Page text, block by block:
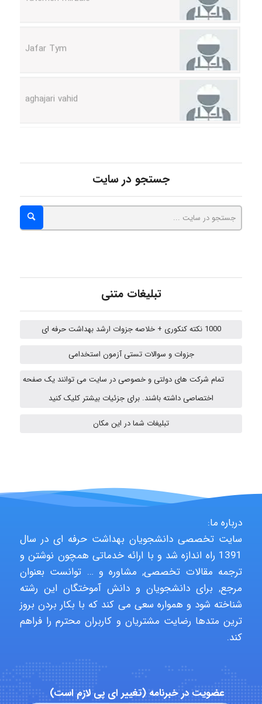
hosein abdolvand
Kati
emami
ehtesham
Jafar Tym
aghajari vahid
Alirez0990
جستجو در سایت
تبلیغات متنی
1000 نکته کنکوری + خلاصه جزوات ارشد بهداشت حرفه ای
جزوات و سوالات تستی آزمون استخدامی
تمام شرکت های دولتی و خصوصی در سایت می توانند یک صفحه
اختصاصی داشته باشند. برای جزئیات بیشتر کلیک کنید
تبلیغات شما در این مکان
درباره ما:
سایت تخصصی دانشجویان بهداشت حرفه ای در سال
1391 راه اندازه شد و با ارائه خدماتی همچون نوشتن و
ترجمه مقالات تخصصی, مشاوره و … توانست بعنوان
مرجع, برای دانشجویان و دانش آموختگان این رشته
شناخته شود و همواره سعی می کند که با بکار بردن بروز
ترین متدها رضایت مشتریان و کاربران محترم را فراهم
کند.
عضویت در خبرنامه (تغییر ای پی لازم است)